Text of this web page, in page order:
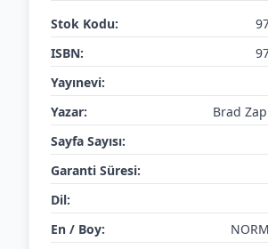
Stok Kodu:
ISBN:
Yayınevi:
Yazar:
Brad
Sayfa Sayısı:
Garanti Süresi:
Dil:
En / Boy: